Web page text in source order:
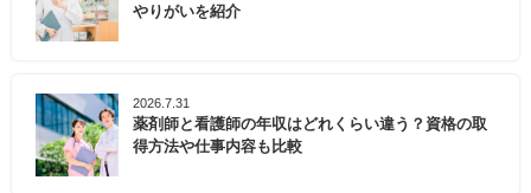
やりがいを紹介
2026.7.31
薬剤師と看護師の年収はどれくらい違う？資格の取
得方法や仕事内容も比較